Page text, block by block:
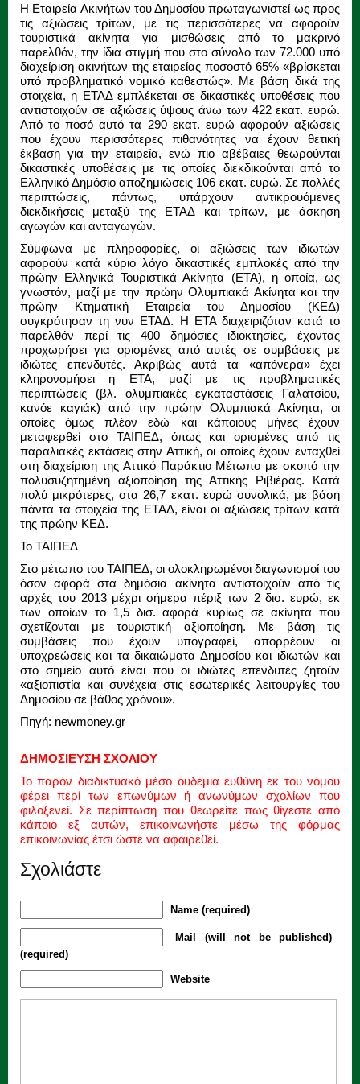
Η Εταιρεία Ακινήτων του Δημοσίου πρωταγωνιστεί ως προς
τις αξιώσεις τρίτων, με τις περισσότερες να αφορούν
τουριστικά ακίνητα για μισθώσεις από το μακρινό
παρελθόν, την ίδια στιγμή που στο σύνολο των 72.000 υπό
διαχείριση ακινήτων της εται­ρείας ποσοστό 65% «βρίσκεται
υπό προβληματικό νομικό καθεστώς». Με βάση δικά της
στοιχεία, η ΕΤΑΔ εμπλέκεται σε δικαστικές υποθέσεις που
αντιστοιχούν σε αξιώσεις ύψους άνω των 422 εκατ. ευρώ.
Από το ποσό αυτό τα 290 εκατ. ευρώ αφορούν αξιώσεις
που έχουν περισσότερες πιθανότητες να έχουν θετική
έκβαση για την εταιρεία, ενώ πιο αβέβαιες θεωρούνται
δικαστικές υποθέσεις με τις οποίες διεκδικούνται από το
Ελληνικό Δημόσιο αποζημιώσεις 106 εκατ. ευρώ. Σε πολλές
περιπτώσεις, πάντως, υπάρχουν αντικρουόμενες
διεκδικήσεις μεταξύ της ΕΤΑΔ και τρίτων, με άσκηση
αγωγών και ανταγωγών.
Σύμφωνα με πληροφορίες, οι αξιώσεις των ιδιωτών
αφορούν κατά κύριο λόγο δικαστικές εμπλοκές από την
πρώην Ελληνικά Τουριστικά Ακίνητα (ΕΤΑ), η οποία, ως
γνωστόν, μαζί με την πρώην Ολυμπιακά Ακίνητα και την
πρώην Κτηματική Εταιρεία του Δημοσίου (ΚΕΔ)
συγκρότησαν τη νυν ΕΤΑΔ. Η ΕΤΑ διαχειριζόταν κατά το
παρελθόν περί τις 400 δημόσιες ιδιοκτησίες, έχοντας
προχωρήσει για ορισμένες από αυτές σε συμβάσεις με
ιδιώτες επενδυτές. Ακριβώς αυτά τα «απόνερα» έχει
κληρονομήσει η ΕΤΑ, μαζί με τις προβληματικές
περιπτώσεις (βλ. ολυμπιακές εγκαταστάσεις Γαλατσίου,
κανόε καγιάκ) από την πρώην Ολυμπιακά Ακίνητα, οι
οποίες όμως πλέον εδώ και κάποιους μήνες έχουν
μεταφερθεί στο ΤΑΙΠΕΔ, όπως και ορισμένες από τις
παραλιακές εκτάσεις στην Αττική, οι οποίες έχουν ενταχθεί
στη διαχείριση της Αττικό Παράκτιο Μέτωπο με σκοπό την
πολυσυζητημένη αξιοποίηση της Αττικής Ριβιέρας. Κατά
πολύ μικρότερες, στα 26,7 εκατ. ευρώ συνολικά, με βάση
πάντα τα στοιχεία της ΕΤΑΔ, είναι οι αξιώσεις τρίτων κατά
της πρώην ΚΕΔ.
Το ΤΑΙΠΕΔ
Στο μέτωπο του ΤΑΙΠΕΔ, οι ολοκληρωμένοι διαγωνισμοί του
όσον αφορά στα δημόσια ακίνητα αντιστοιχούν από τις
αρχές του 2013 μέχρι σήμερα πέριξ των 2 δισ. ευρώ, εκ
των οποίων το 1,5 δισ. αφορά κυρίως σε ακίνητα που
σχετίζονται με τουριστική αξιοποίηση. Με βάση τις
συμβάσεις που έχουν υπογραφεί, απορρέουν οι
υποχρεώσεις και τα δικαιώματα Δημοσίου και ιδιωτών και
στο σημείο αυτό είναι που οι ιδιώτες επενδυτές ζητούν
«αξιοπιστία και συνέχεια στις εσωτερικές λειτουργίες του
Δημοσίου σε βάθος χρόνου».
Πηγή: newmoney.gr
ΔΗΜΟΣΙΕΥΣΗ ΣΧΟΛΙΟΥ
Το παρόν διαδικτυακό μέσο ουδεμία ευθύνη εκ του νόμου
φέρει περί των επωνύμων ή ανωνύμων σχολίων που
φιλοξενεί. Σε περίπτωση που θεωρείτε πως θίγεστε από
κάποιο εξ αυτών, επικοινωνήστε μέσω της φόρμας
επικοινωνίας έτσι ώστε να αφαιρεθεί.
Σχολιάστε
Name (required)
Mail (will not be published)
(required)
Website